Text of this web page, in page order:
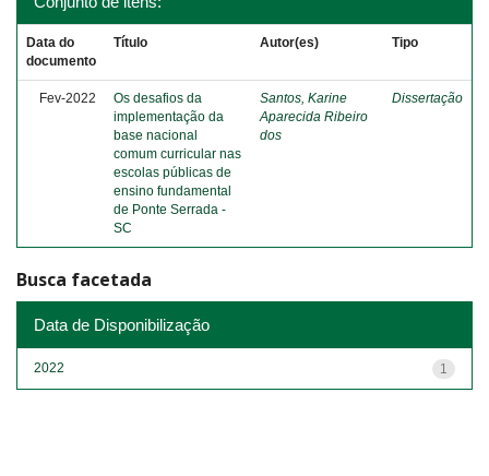
Data do
documento
Título Autor(es) Tipo
Fev-2022
Os desafios da
implementação da
base nacional
comum curricular nas
escolas públicas de
ensino fundamental
de Ponte Serrada -
SC
Santos, Karine
Aparecida Ribeiro
dos
Dissertação
Busca facetada
Data de Disponibilização
1
2022